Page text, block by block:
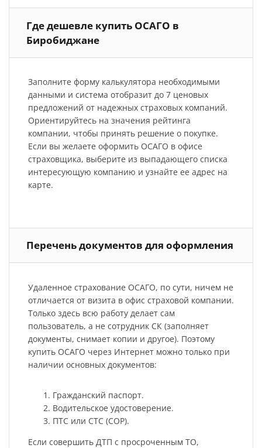
Где дешевле купить ОСАГО в
Биробиджане
Заполните форму калькулятора необходимыми
данными и система отобразит до 7 ценовых
предложений от надежных страховых компаний.
Ориентируйтесь на значения рейтинга
компании, чтобы принять решение о покупке.
Если вы желаете оформить ОСАГО в офисе
страховщика, выберите из выпадающего списка
интересующую компанию и узнайте ее адрес на
карте.
Перечень документов для оформления
Удаленное страхование ОСАГО, по сути, ничем не
отличается от визита в офис страховой компании.
Только здесь всю работу делает сам
пользователь, а не сотрудник СК (заполняет
документы, снимает копии и другое). Поэтому
купить ОСАГО через Интернет можно только при
наличии основных документов:
Гражданский паспорт.
Водительское удостоверение.
ПТС или СТС (СОР).
Если совершить ДТП с просроченным ТО,